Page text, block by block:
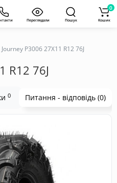
Переглядали Пошук Кошик
0
Journey P3006 27X11 R12 76J
R12 76J
0 Питання - відповідь (0)